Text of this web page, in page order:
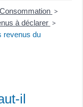
>
à déclarer >
revenus du
il